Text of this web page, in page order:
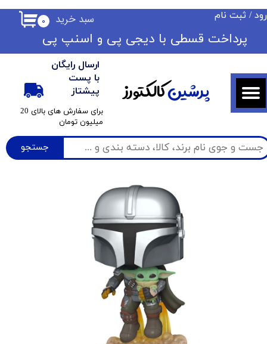
جستجو
ارسال رایگان
با پست
پیشتاز
​برای سفارش های بالای 20
میلیون تومان
۰ سبد خرید / ثبت نام
حساب کاربری من
تغییر گذر واژه
سفارشات
خروج از حساب کاربری
​​پرداخت قسطی با دیجی پی ​​​​​​​و اسنپ پی
پرشینکالکتورز